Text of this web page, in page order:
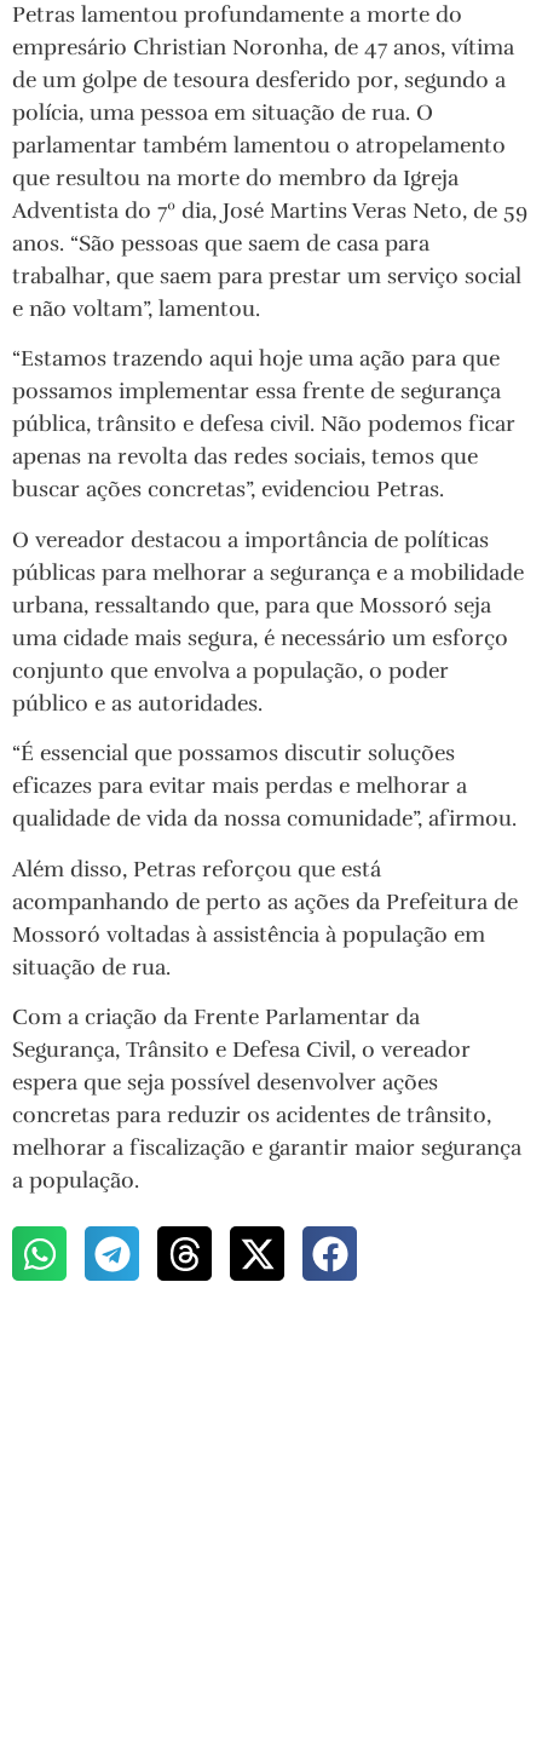
Petras lamentou profundamente a morte do
empresário Christian Noronha, de 47 anos, vítima
de um golpe de tesoura desferido por, segundo a
polícia, uma pessoa em situação de rua. O
parlamentar também lamentou o atropelamento
que resultou na morte do membro da Igreja
Adventista do 7º dia, José Martins Veras Neto, de 59
anos. “São pessoas que saem de casa para
trabalhar, que saem para prestar um serviço social
e não voltam”, lamentou.
“Estamos trazendo aqui hoje uma ação para que
possamos implementar essa frente de segurança
pública, trânsito e defesa civil. Não podemos ficar
apenas na revolta das redes sociais, temos que
buscar ações concretas”, evidenciou Petras.
O vereador destacou a importância de políticas
públicas para melhorar a segurança e a mobilidade
urbana, ressaltando que, para que Mossoró seja
uma cidade mais segura, é necessário um esforço
conjunto que envolva a população, o poder
público e as autoridades.
“É essencial que possamos discutir soluções
eficazes para evitar mais perdas e melhorar a
qualidade de vida da nossa comunidade”, afirmou.
Além disso, Petras reforçou que está
acompanhando de perto as ações da Prefeitura de
Mossoró voltadas à assistência à população em
situação de rua.
Com a criação da Frente Parlamentar da
Segurança, Trânsito e Defesa Civil, o vereador
espera que seja possível desenvolver ações
concretas para reduzir os acidentes de trânsito,
melhorar a fiscalização e garantir maior segurança
a população.